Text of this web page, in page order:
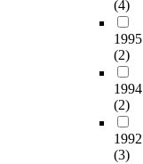
(4)
1995
(2)
1994
(2)
1992
(3)